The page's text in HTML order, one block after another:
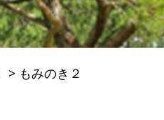
> もみのき２